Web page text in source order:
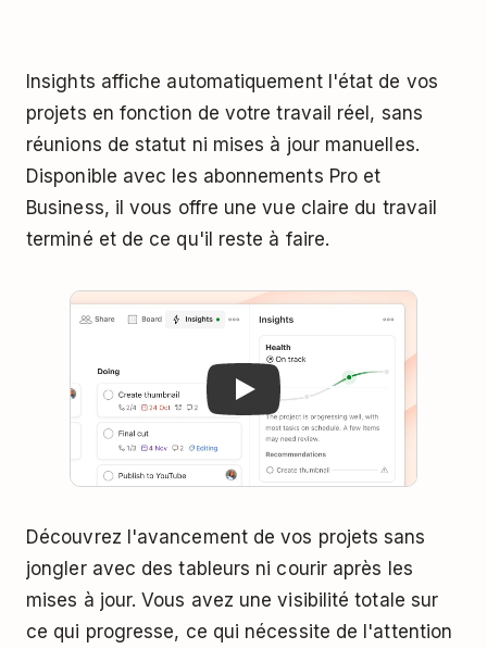
Insights affiche automatiquement l'état de vos
projets en fonction de votre travail réel, sans
réunions de statut ni mises à jour manuelles.
Disponible avec les abonnements Pro et
Business, il vous offre une vue claire du travail
terminé et de ce qu'il reste à faire.
Play
Découvrez l'avancement de vos projets sans
jongler avec des tableurs ni courir après les
mises à jour. Vous avez une visibilité totale sur
ce qui progresse, ce qui nécessite de l'attention